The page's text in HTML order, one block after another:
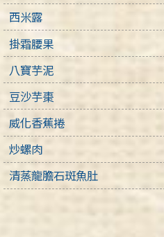
西米露
掛霜腰果
八寶芋泥
豆沙芋棗
威化香蕉捲
炒螺肉
清蒸龍膽石斑魚肚